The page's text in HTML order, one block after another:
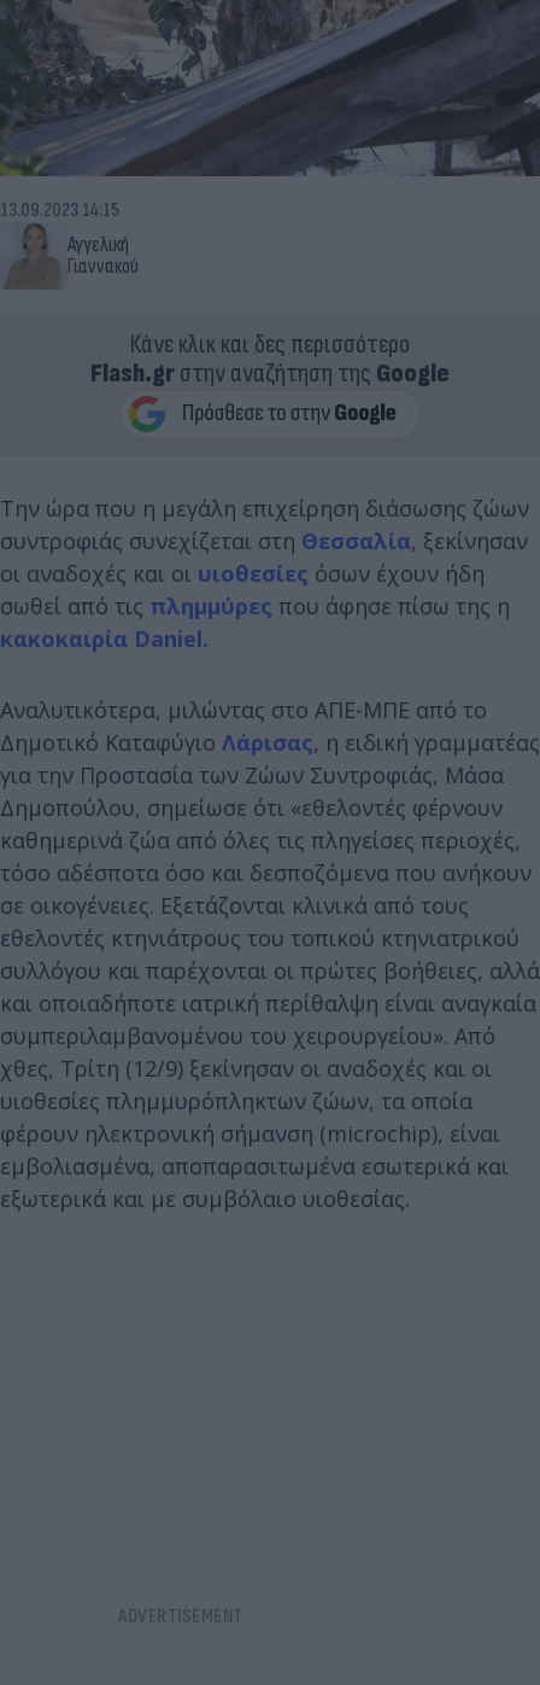
Αγγελική
Γιαννακού
13.09.2023 14:15
Κάνε κλικ και δες περισσότερο
Flash.grστην αναζήτηση της Google
Την ώρα που η μεγάλη επιχείρηση διάσωσης ζώων
συντροφιάς συνεχίζεται στη Θεσσαλία, ξεκίνησαν
οι αναδοχές και οι υιοθεσίες όσων έχουν ήδη
σωθεί από τις πλημμύρες που άφησε πίσω της η
κακοκαιρία Daniel.
Αναλυτικότερα, μιλώντας στο ΑΠΕ-ΜΠΕ από το
Δημοτικό Καταφύγιο Λάρισας, η ειδική γραμματέας
για την Προστασία των Ζώων Συντροφιάς, Μάσα
Δημοπούλου, σημείωσε ότι «εθελοντές φέρνουν
καθημερινά ζώα από όλες τις πληγείσες περιοχές,
τόσο αδέσποτα όσο και δεσποζόμενα που ανήκουν
σε οικογένειες. Εξετάζονται κλινικά από τους
εθελοντές κτηνιάτρους του τοπικού κτηνιατρικού
συλλόγου και παρέχονται οι πρώτες βοήθειες, αλλά
και οποιαδήποτε ιατρική περίθαλψη είναι αναγκαία
συμπεριλαμβανομένου του χειρουργείου». Από
χθες, Τρίτη (12/9) ξεκίνησαν οι αναδοχές και οι
υιοθεσίες πλημμυρόπληκτων ζώων, τα οποία
φέρουν ηλεκτρονική σήμανση (microchip), είναι
εμβολιασμένα, αποπαρασιτωμένα εσωτερικά και
εξωτερικά και με συμβόλαιο υιοθεσίας.